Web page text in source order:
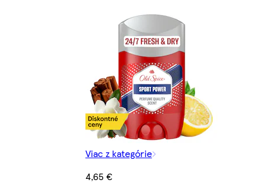
Viac z kategórie
4,65 €